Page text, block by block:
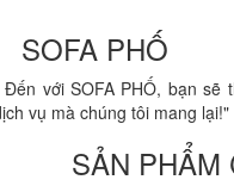
SOFA PHỐ
Đến với SOFA PHỐ, bạn sẽ
vụ mà chúng tôi mang lại!"
SẢN PHẨM